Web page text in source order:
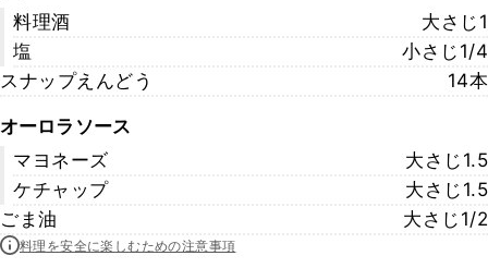
料理酒
大さじ1
塩
小さじ1/4
スナップえんどう
14本
オーロラソース
マヨネーズ
大さじ1.5
ケチャップ
大さじ1.5
ごま油
大さじ1/2
料理を安全に楽しむための注意事項